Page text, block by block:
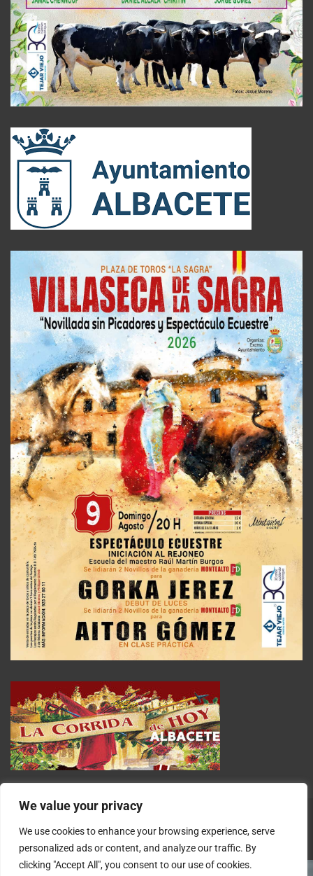
We value your privacy
We use cookies to enhance your browsing experience, serve
personalized ads or content, and analyze our traffic. By
clicking "Accept All", you consent to our use of cookies.